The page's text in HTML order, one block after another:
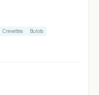
Crevettes Bulots